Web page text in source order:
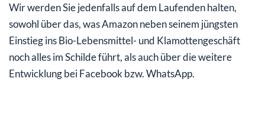
Wir werden Sie jedenfalls auf dem Laufenden halten,
sowohl über das, was Amazon neben seinem jüngsten
Einstieg ins Bio-Lebensmittel- und Klamottengeschäft
noch alles im Schilde führt, als auch über die weitere
Entwicklung bei Facebook bzw. WhatsApp.